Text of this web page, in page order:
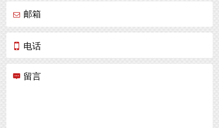
邮箱
电话
留言